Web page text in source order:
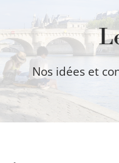
Nos idées et